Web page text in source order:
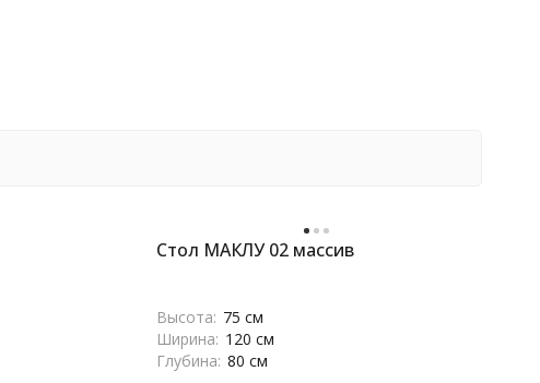
Стол МАКЛУ 02 массив
Высота: 75 см
Ширина: 120 см
Глубина: 80 см